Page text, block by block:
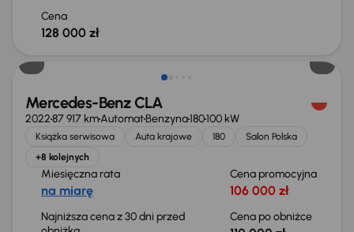
Cena
128 000 zł
Taniej o 3 000 zł
Mercedes-Benz CLA
202287 917 kmAutomatBenzyna180100 kW
Książka serwisowa Auta krajowe 180
Salon Polska
+8 kolejnych
Miesięczna rata
na miarę
Cena promocyjna
106 000 zł
Najniższa cena z 30 dni przed
Cena po obniżce